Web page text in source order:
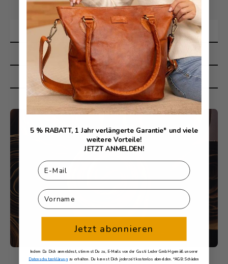
Material & Gerbung
Faire Produktion
Langlebigkeit & Reparatur
5 % RABATT, 1 Jahr verlängerte Garantie* und viele
weitere Vorteile!
JETZT ANMELDEN!
Email
First Name
Jetzt abonnieren
Indem Du Dich anmeldest, stimmst Du zu, E-Mails von der Gusti Leder GmbH gemäß unserer
Datenschutzerklärung zu erhalten. Du kannst Dich jederzeit kostenlos abmelden. *AGB: Schäden